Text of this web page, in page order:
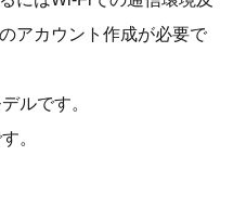
frame-clario/